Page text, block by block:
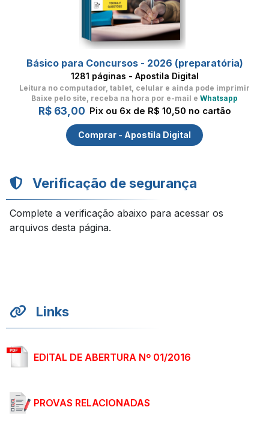
Básico para Concursos - 2026 (preparatória)
1281 páginas - Apostila Digital
Leitura no computador, tablet, celular e ainda pode imprimir
Baixe pelo site, receba na hora por e-mail e Whatsapp
R$ 63,00 Pix ou 6x de R$ 10,50 no cartão
Comprar - Apostila Digital
Verificação de segurança
Complete a verificação abaixo para acessar os
arquivos desta página.
Links
EDITAL DE ABERTURA Nº 01/2016
PROVAS RELACIONADAS